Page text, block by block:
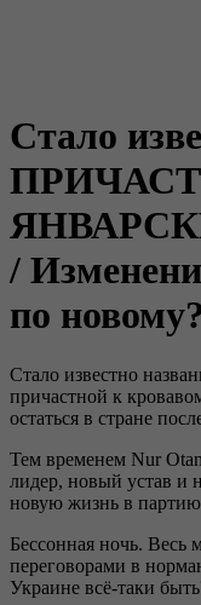
Стало
/
по новому?
Стало известно
причастной к
остаться в стране
Тем временем Nur
лидер, новый устав и
новую жизнь в
Бессонная ночь.
переговорами в
Украине всё-таки